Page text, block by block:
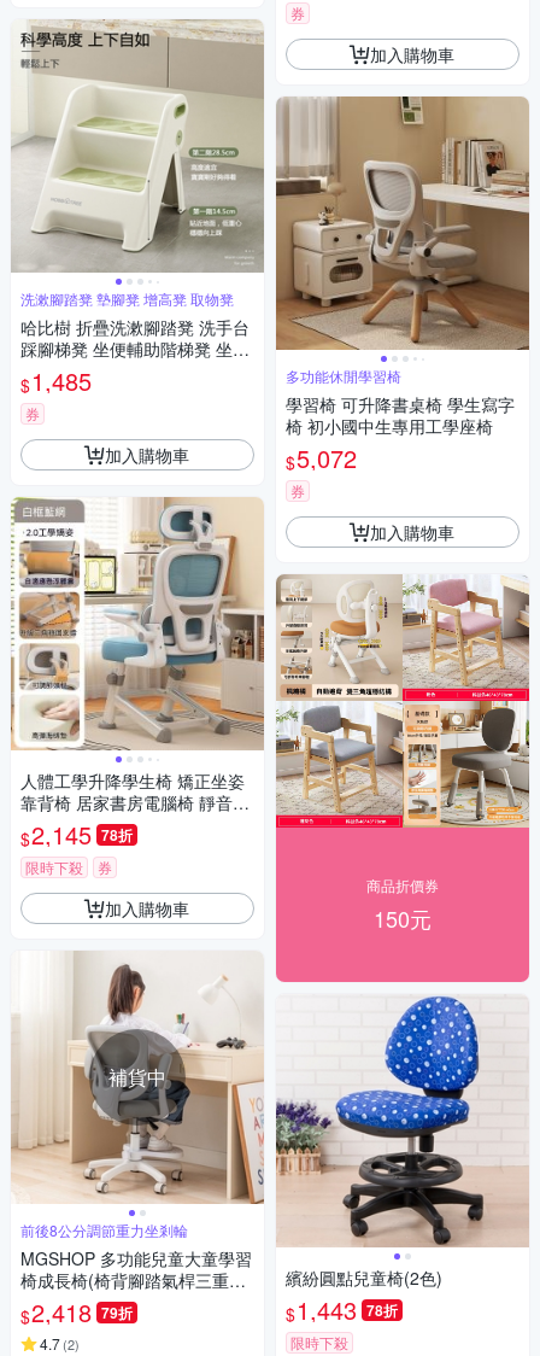
洗漱腳踏凳 墊腳凳 增高凳 取物凳
哈比樹 折疊洗漱腳踏凳 洗手台
踩腳梯凳 坐便輔助階梯凳 坐凳
墊腳凳 樓梯式腳踏凳
$1,485
券
加入購物車
人體工學升降學生椅 矯正坐姿
靠背椅 居家書房電腦椅 靜音滑
輪舒適久坐辦公椅
$2,145 78折
限時下殺 券
加入購物車
補貨中
前後8公分調節重力坐剎輪
MGSHOP 多功能兒童大童學習
椅成長椅(椅背腳踏氣桿三重調
節款人體工學椅)
$2,418 79折
4.7(2)
券
加入購物車
多功能休閒學習椅
學習椅 可升降書桌椅 學生寫字
椅 初小國中生專用工學座椅
$5,072
券
加入購物車
商品折價券
150元
繽紛圓點兒童椅(2色)
$1,443 78折
限時下殺